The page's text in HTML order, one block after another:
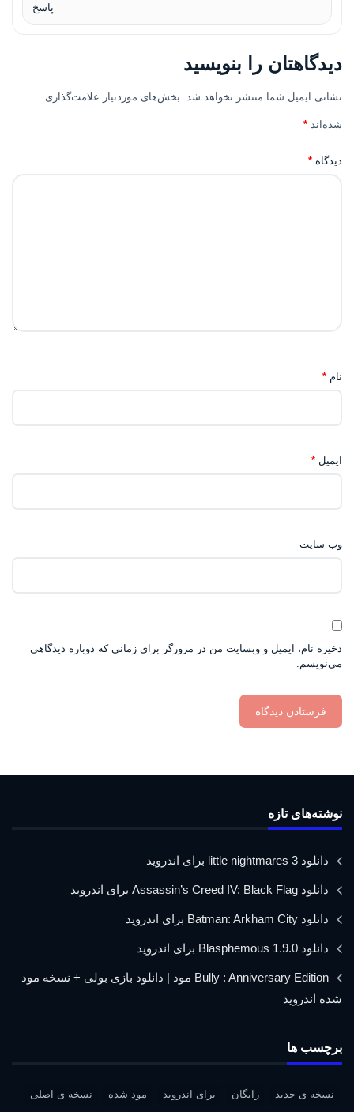
پاسخ
دیدگاهتان را بنویسید
نشانی ایمیل شما منتشر نخواهد شد. بخش‌های موردنیاز علامت‌گذاری
شده‌اند *
دیدگاه *
نام *
ایمیل *
وب‌ سایت
ذخیره نام، ایمیل و وبسایت من در مرورگر برای زمانی که دوباره دیدگاهی
می‌نویسم.
نوشته‌های تازه
دانلود little nightmares 3 برای اندروید
دانلود Assassin’s Creed IV: Black Flag برای اندروید
دانلود Batman: Arkham City برای اندروید
دانلود Blasphemous 1.9.0 برای اندروید
Bully : Anniversary Edition مود | دانلود بازی بولی + نسخه مود
شده اندروید
برچسب ها
نسخه ی جدید رایگان برای اندروید مود شده نسخه ی اصلی